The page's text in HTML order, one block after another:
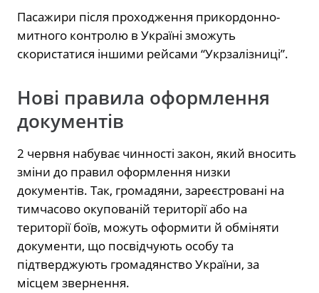
Пасажири після проходження прикордонно-
митного контролю в Україні зможуть
скористатися іншими рейсами “Укрзалізниці”.
Нові правила оформлення
документів
2 червня набуває чинності закон, який вносить
зміни до правил оформлення низки
документів. Так, громадяни, зареєстровані на
тимчасово окупованій території або на
території боїв, можуть оформити й обміняти
документи, що посвідчують особу та
підтверджують громадянство України, за
місцем звернення.